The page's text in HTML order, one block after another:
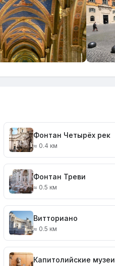
Фонтан Четырёх рек
≈ 0.4 км
Фонтан Треви
≈ 0.5 км
Витториано
≈ 0.5 км
Капитолийские музеи